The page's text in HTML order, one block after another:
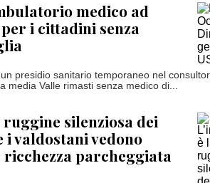
medico ad
i cittadini senza
presidio sanitario temporaneo nel
media Valle rimasti senza medico di...
ruggine silenziosa dei
valdostani vedono
parcheggiata